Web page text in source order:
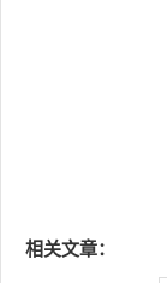
相关文章：